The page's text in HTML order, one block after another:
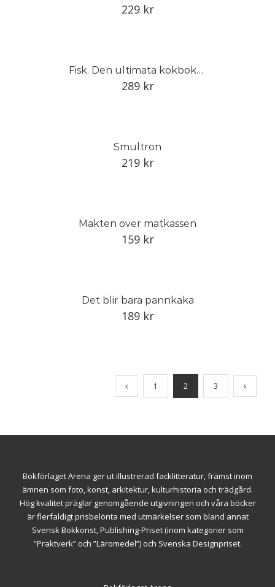
229 kr
Fisk. Den ultimata kokboken om fisk och skaldjur
289 kr
Smultron
219 kr
Makten över matkassen
159 kr
Det blir bara pannkaka
189 kr
1 2 3
Bokförlaget Arena ger ut illustrerad facklitteratur, främst inom
ämnen som foto, konst, arkitektur, kulturhistoria och trädgård.
Hög kvalitet präglar genomgående utgivningen och våra böcker
är flerfaldigt prisbelönta med utmärkelser som bland annat
Svensk Bokkonst, Publishing-Priset (inom kategorier som
”Praktverk” och ”Läromedel”) och Svenska Designpriset.